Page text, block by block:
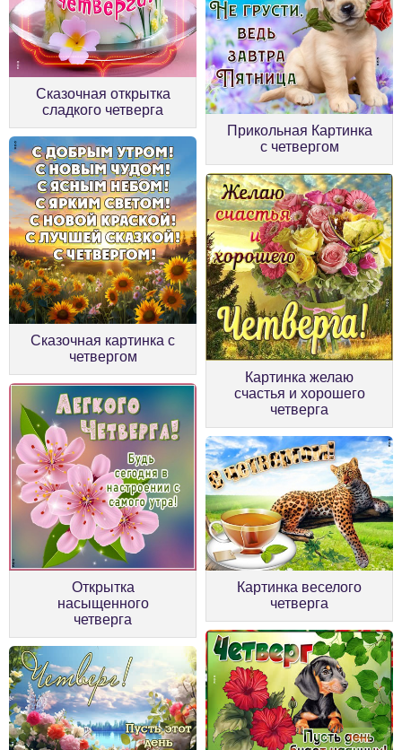
Сказочная открытка
сладкого четверга
Прикольная Картинка
с четвергом
Сказочная картинка с
четвергом
Картинка желаю
счастья и хорошего
четверга
Открытка
насыщенного
четверга
Картинка веселого
четверга